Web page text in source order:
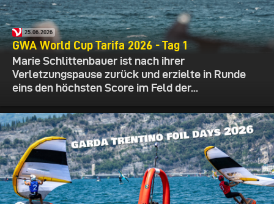
25.06.2026
GWA World Cup Tarifa 2026 - Tag 1
Marie Schlittenbauer ist nach ihrer
Verletzungspause zurück und erzielte in Runde
eins den höchsten Score im Feld der...